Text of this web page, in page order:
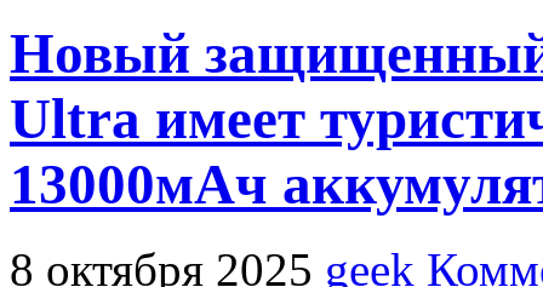
Новый защищенный
Ultra имеет
13000мАч
8 октября 2025 geek